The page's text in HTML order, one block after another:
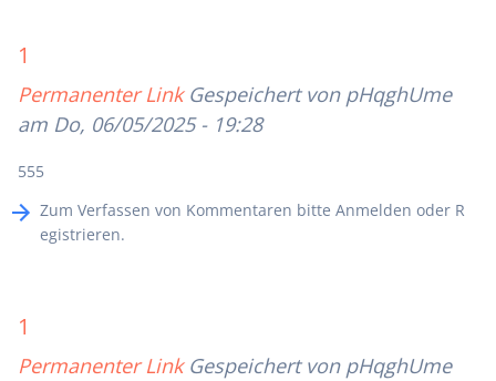
1
Permanenter Link Gespeichert von pHqghUme
am Do, 06/05/2025 - 19:28
555
Zum Verfassen von Kommentaren bitte Anmelden oder R
egistrieren.
1
Permanenter Link Gespeichert von pHqghUme